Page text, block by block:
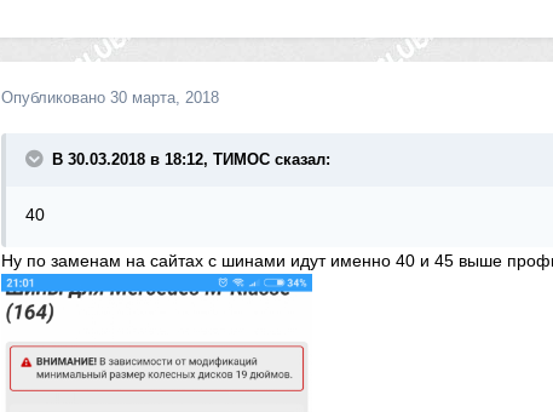
Опубликовано 30 марта, 2018
В 30.03.2018 в 18:12, ТИМОС сказал:
40
Ну по заменам на сайтах с шинами идут именно 40 и 45 выше